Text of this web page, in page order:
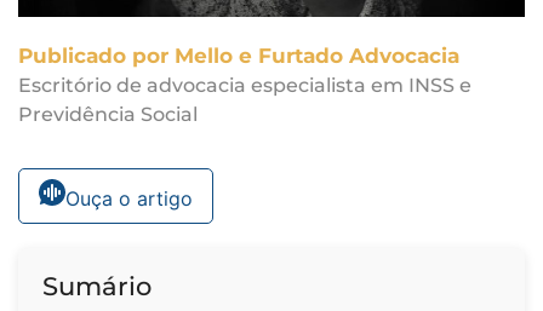
Publicado por Mello e Furtado Advocacia
Escritório de advocacia especialista em INSS e
Previdência Social
Ouça o artigo
Sumário